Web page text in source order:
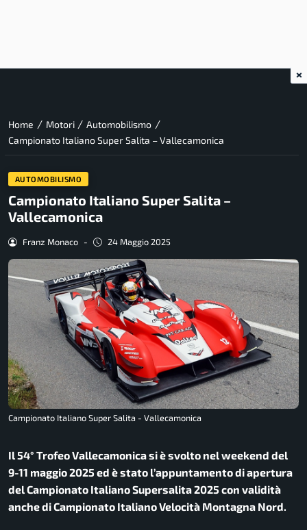
Home / Motori / Automobilismo /
Campionato Italiano Super Salita – Vallecamonica
AUTOMOBILISMO
Campionato Italiano Super Salita –
Vallecamonica
Franz Monaco - 24 Maggio 2025
Campionato Italiano Super Salita - Vallecamonica
Il 54° Trofeo Vallecamonica si è svolto nel weekend del
9-11 maggio 2025 ed è stato l’appuntamento di apertura
del Campionato Italiano Supersalita 2025 con validità
anche di Campionato Italiano Velocità Montagna Nord.
×